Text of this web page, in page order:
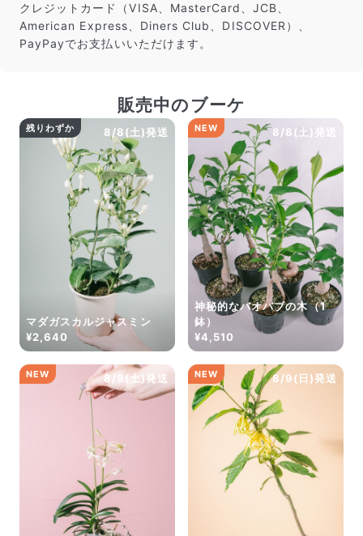
クレジットカード（VISA、MasterCard、JCB、
American Express、Diners Club、DISCOVER）、
PayPayでお支払いいただけます。
販売中のブーケ
8/8(土)発送
残りわずか
マダガスカルジャスミン
¥2,640
8/8(土)発送
NEW
神秘的なバオバブの木（1
鉢）
¥4,510
8/8(土)発送
NEW 8/9(日)発送
NEW